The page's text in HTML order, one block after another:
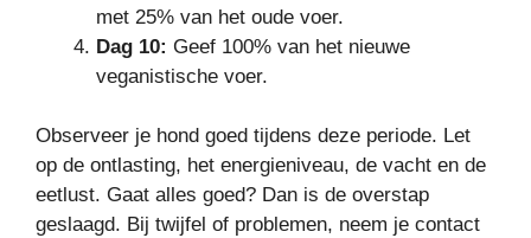
met 25% van het oude voer.
Dag 10: Geef 100% van het nieuwe
veganistische voer.
Observeer je hond goed tijdens deze periode. Let
op de ontlasting, het energieniveau, de vacht en de
eetlust. Gaat alles goed? Dan is de overstap
geslaagd. Bij twijfel of problemen, neem je contact